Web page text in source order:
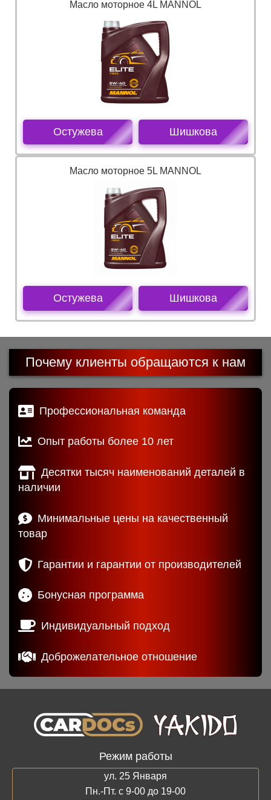
Масло моторное 4L MANNOL
Остужева Шишкова
Масло моторное 5L MANNOL
Остужева Шишкова
Почему клиенты обращаются к нам
Профессиональная команда
Опыт работы более 10 лет
Десятки тысяч наименований деталей в
наличии
Минимальные цены на качественный
товар
Гарантии и гарантии от производителей
Бонусная программа
Индивидуальный подход
Доброжелательное отношение
Режим работы
ул. 25 Января
Пн.-Пт. с 9-00 до 19-00